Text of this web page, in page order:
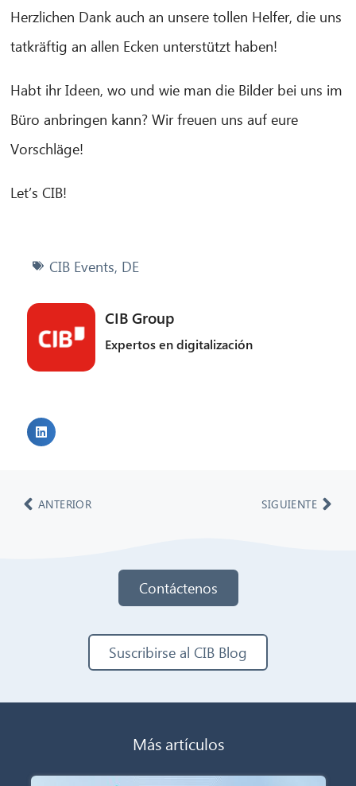
Herzlichen Dank auch an unsere tollen Helfer, die uns
tatkräftig an allen Ecken unterstützt haben!
Habt ihr Ideen, wo und wie man die Bilder bei uns im
Büro anbringen kann? Wir freuen uns auf eure
Vorschläge!
Let’s CIB!
CIB Events, DE
CIB Group
Expertos en digitalización
ANTERIOR SIGUIENTE
Contáctenos
Suscribirse al CIB Blog
Más artículos